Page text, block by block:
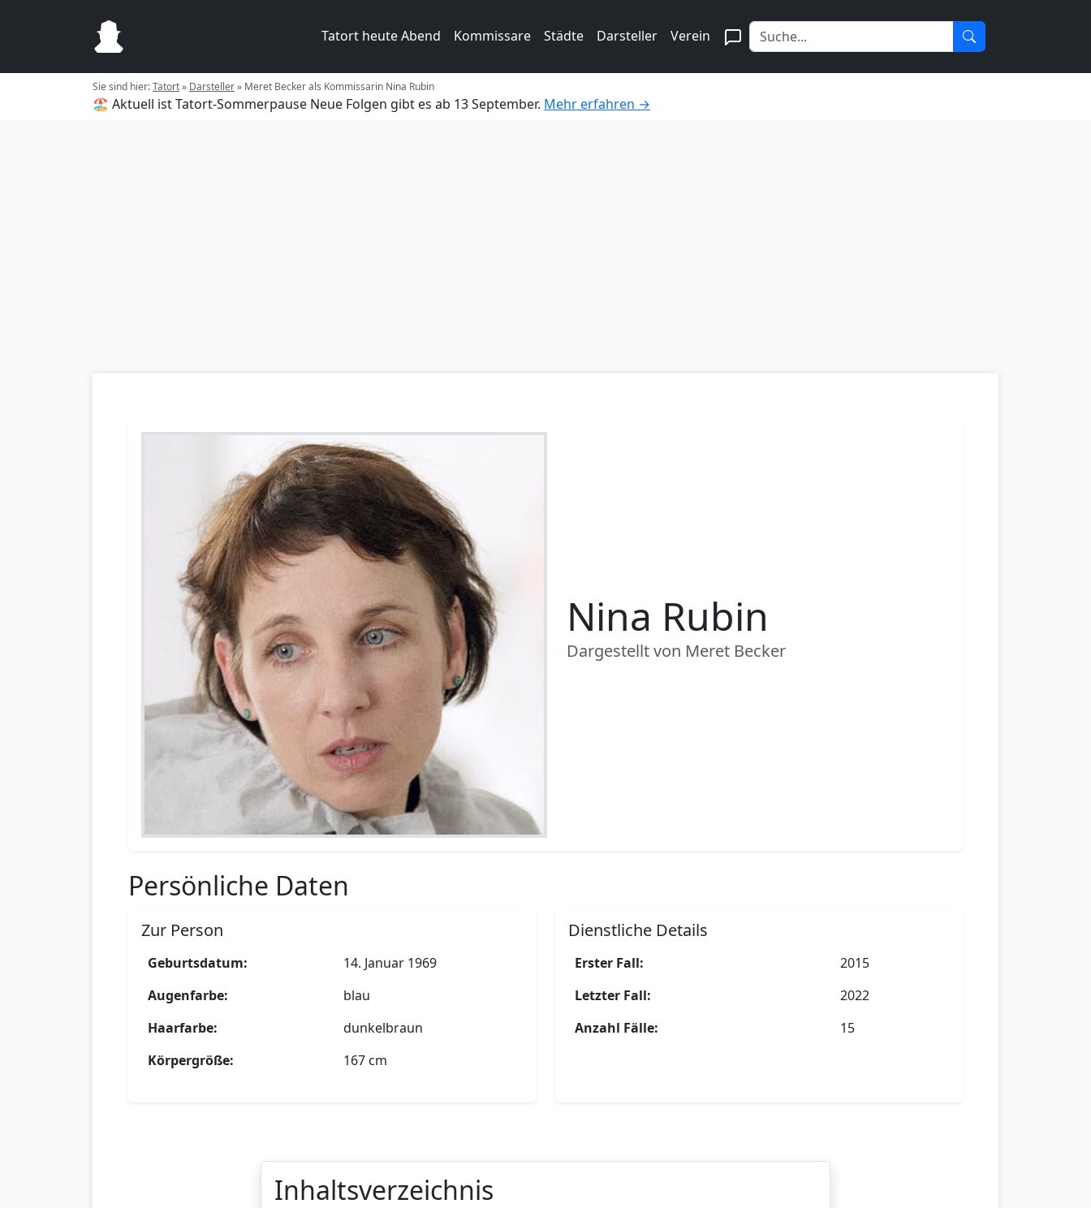
Tatort heute Abend Kommissare Städte Darsteller Verein
Sie sind hier:Tatort» Darsteller» Meret Becker als Kommissarin Nina Rubin
🏖️ Aktuell ist Tatort-Sommerpause Neue Folgen gibt es ab 13 September. Mehr erfahren →
Nina Rubin
Dargestellt von Meret Becker
Persönliche Daten
Zur Person
Geburtsdatum:
14. Januar 1969
Augenfarbe:
blau
Haarfarbe:
dunkelbraun
Körpergröße:
167 cm
Dienstliche Details
Erster Fall:
2015
Letzter Fall:
2022
Anzahl Fälle:
15
Inhaltsverzeichnis